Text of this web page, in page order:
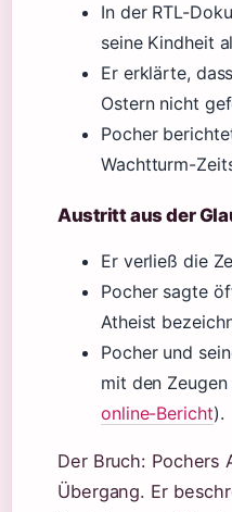
In der RTL-
seine Kindheit
Er erklärte,
Ostern nicht
Pocher
Wachtturm-
Austritt aus der
Er verließ die
Pocher sagte
Atheist
Pocher und
mit den
online-Bericht).
Der Bruch: Pochers
Übergang. Er